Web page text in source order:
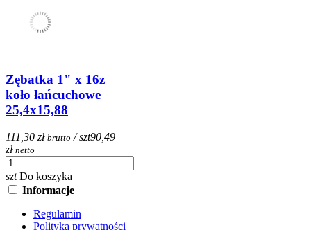
Zębatka 1" x 16z
koło łańcuchowe
25,4x15,88
111,30 zł brutto / szt90,49
zł netto
szt Do koszyka
Informacje
Regulamin
Polityka prywatności